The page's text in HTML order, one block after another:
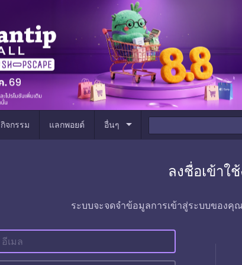
กิจกรรม แลกพอยต์ อื่นๆ arrow_drop_down
ลงชื่อเข้าใ
ระบบจะจดจำข้อมูลการเข้าสู่ระบบของคุ